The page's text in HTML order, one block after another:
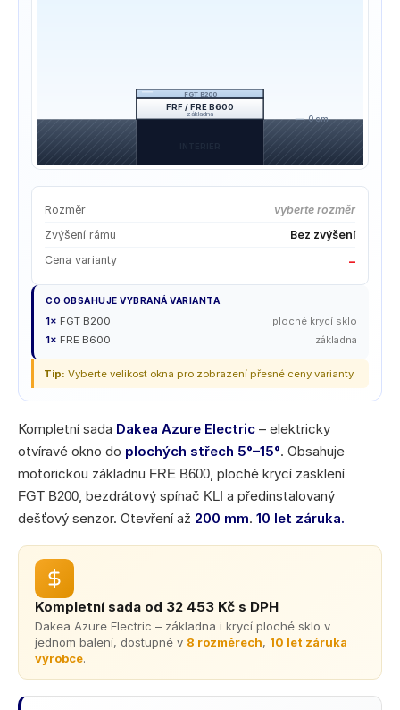
FRF / FRE B600
základna
FGT B200
0 cm
Rozměr
vyberte rozměr
Zvýšení rámu
Bez zvýšení
Cena varianty
–
CO OBSAHUJE VYBRANÁ VARIANTA
1× FGT B200
ploché krycí sklo
1× FRE B600 základna
Tip: Vyberte velikost okna pro zobrazení přesné ceny varianty.
Kompletní sada Dakea Azure Electric – elektricky
otvíravé okno do plochých střech 5°–15°. Obsahuje
motorickou základnu FRE B600, ploché krycí zasklení
FGT B200, bezdrátový spínač KLI a předinstalovaný
dešťový senzor. Otevření až 200 mm. 10 let záruka.
Kompletní sada od 32 453 Kč s DPH
Dakea Azure Electric – základna i krycí ploché sklo v
jednom balení, dostupné v 8 rozměrech, 10 let záruka
výrobce.